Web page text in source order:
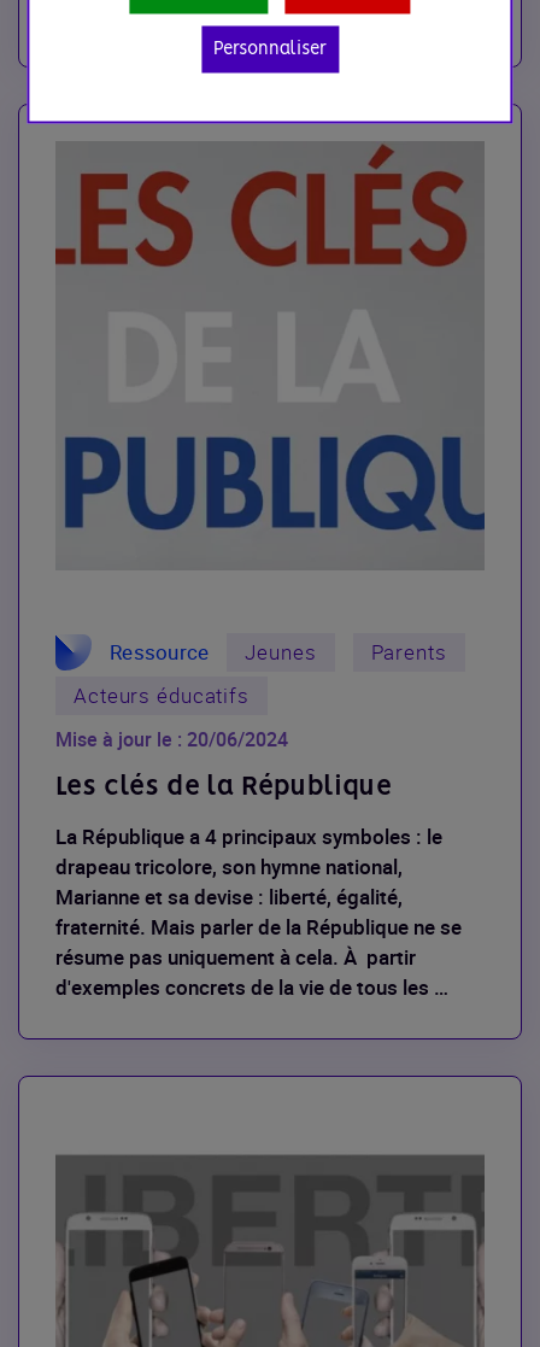
interrogative, « Les journalistes …
Ressource Jeunes
Parents
Acteurs éducatifs
Mise à jour le : 20/06/2024
Les clés de la République
La République a 4 principaux symboles : le
drapeau tricolore, son hymne national,
Marianne et sa devise : liberté, égalité,
fraternité. Mais parler de la République ne se
résume pas uniquement à cela. À partir
d'exemples concrets de la vie de tous les …
Personnaliser